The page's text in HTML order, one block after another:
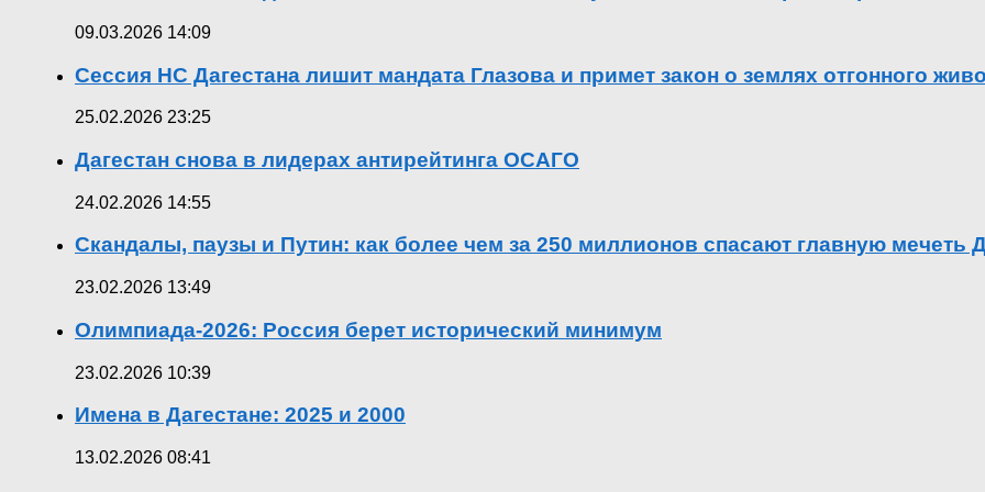
09.03.2026 14:09
Сессия НС Дагестана лишит мандата Глазова и примет закон о землях отгонного
25.02.2026 23:25
Дагестан снова в лидерах антирейтинга ОСАГО
24.02.2026 14:55
Скандалы, паузы и Путин: как более чем за 250 миллионов спасают главную мечеть
23.02.2026 13:49
Олимпиада-2026: Россия берет исторический минимум
23.02.2026 10:39
Имена в Дагестане: 2025 и 2000
13.02.2026 08:41